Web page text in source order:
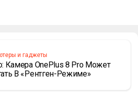
и гаджеты
Камера OnePlus 8 Pro Может
В «рентген-Режиме»